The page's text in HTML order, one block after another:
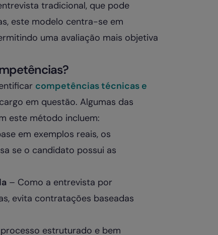
tradicional, que pode
este modelo centra-se em
uma avaliação mais objetiva
competências técnicas e
em questão. Algumas das
este método incluem:
em exemplos reais, os
se o candidato possui as
– Como a entrevista por
evita contratações baseadas
estruturado e bem